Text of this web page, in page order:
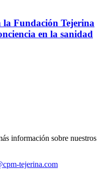
la Fundación Tejerina
en la sanidad
información sobre nuestros
tejerina.com